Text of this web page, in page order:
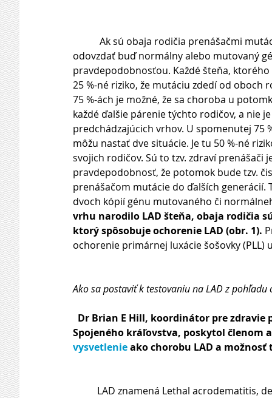
odovzdať buď normálny alebo mutovaný
pravdepodobnosťou. Každé šteňa,
25 %-né riziko, že mutáciu zdedí od
75 %-ách je možné, že sa choroba u
každé ďalšie párenie týchto rodičov, a nie
predchádzajúcich vrhov. U spomenutej
môžu nastať dve situácie. Je tu 50 %-né
svojich rodičov. Sú to tzv. zdraví prenášači
pravdepodobnosť, že potomok bude tzv.
prenášačom mutácie do ďalších
dvoch kópií génu mutovaného či
vrhu narodilo LAD šteňa, obaja rodičia
ktorý spôsobuje ochorenie LAD (obr. 1).
ochorenie primárnej luxácie šošovky
Ako sa postaviť k testovaniu na LAD z pohľadu
Dr Brian E Hill, koordinátor pre zdravie
Spojeného kráľovstva, poskytol členom
vysvetlenie ako chorobu LAD a